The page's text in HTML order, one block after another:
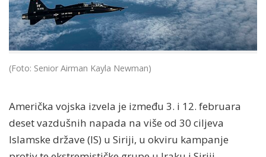
(Foto: Senior Airman Kayla Newman)
Američka vojska izvela je između 3. i 12. februara
deset vazdušnih napada na više od 30 ciljeva
Islamske države (IS) u Siriji, u okviru kampanje